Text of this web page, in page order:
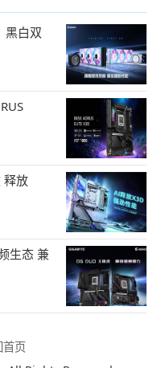
黑白双
释放
生态 兼
首页